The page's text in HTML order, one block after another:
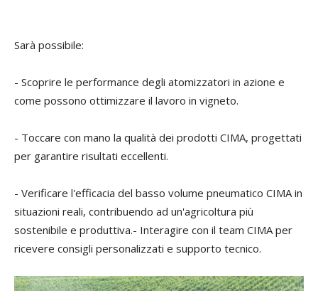
Sarà possibile:
- Scoprire le performance degli atomizzatori in azione e
come possono ottimizzare il lavoro in vigneto.
- Toccare con mano la qualità dei prodotti CIMA, progettati
per garantire risultati eccellenti.
- Verificare l'efficacia del basso volume pneumatico CIMA in
situazioni reali, contribuendo ad un'agricoltura più
sostenibile e produttiva.- Interagire con il team CIMA per
ricevere consigli personalizzati e supporto tecnico.